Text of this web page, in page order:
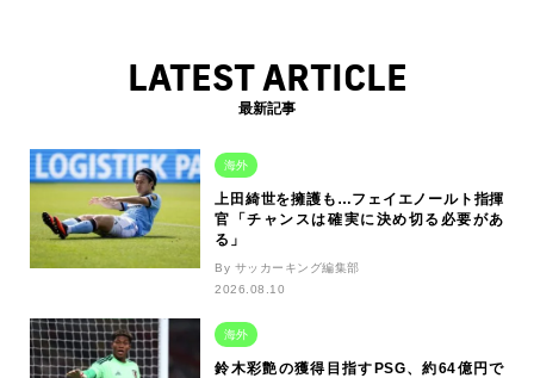
LATEST ARTICLE
最新記事
海外
上田綺世を擁護も…フェイエノールト指揮
官「チャンスは確実に決め切る必要があ
る」
By サッカーキング編集部
2026.08.10
海外
鈴木彩艶の獲得目指すPSG、約64億円で